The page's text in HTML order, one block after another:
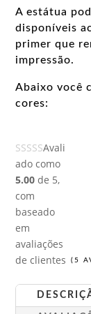
A estátua
disponíveis
primer que
impressão.
Abaixo você
cores:
Avali
ado como
5.00 de 5,
com
baseado
em
avaliações
de clientes
( 5